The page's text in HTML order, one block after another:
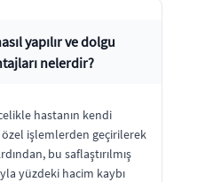
yapılır ve dolgu
nelerdir?
hastanın kendi
işlemlerden geçirilerek
bu saflaştırılmış
yüzdeki hacim kaybı